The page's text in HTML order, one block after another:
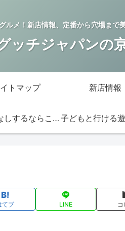
ルメ！新店情報、定番から穴場まで
ッチジャパンの
トマップ 新店情報
おもてなしするならこの店
てブ LINE コ